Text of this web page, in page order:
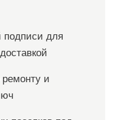
подписи для
и